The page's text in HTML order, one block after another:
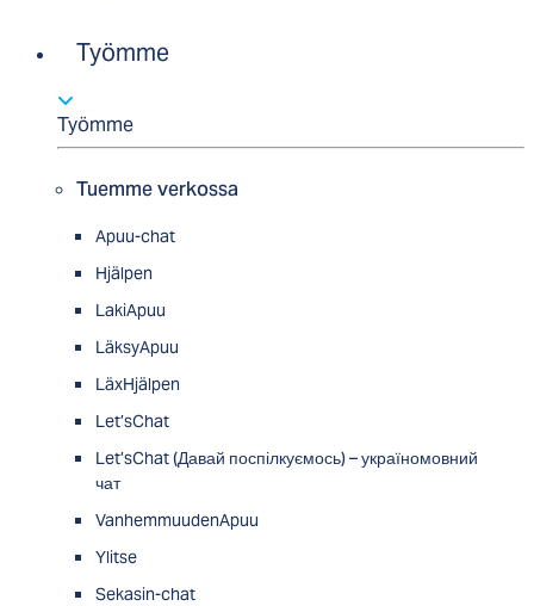
Työmme
Työmme
Tuemme verkossa
Apuu-chat
Hjälpen
LakiApuu
LäksyApuu
LäxHjälpen
Let’sChat
Let’sChat (Давай поспілкуємось) – україномовний
чат
VanhemmuudenApuu
Ylitse
Sekasin-chat